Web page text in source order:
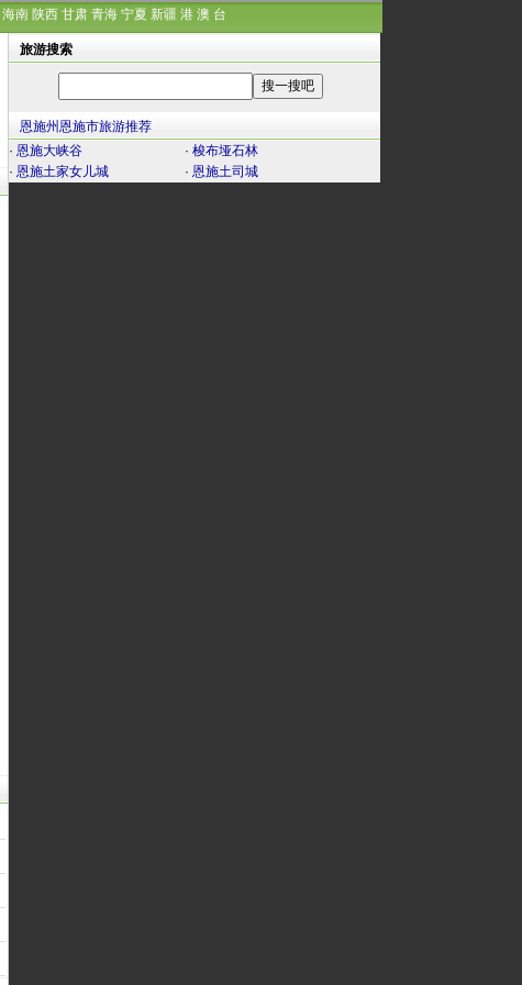
海南 陕西 甘肃 青海 宁夏 新疆 港 澳 台
旅游搜索
恩施州恩施市旅游推荐
· 恩施大峡谷 · 梭布垭石林
· 恩施土家女儿城 · 恩施土司城